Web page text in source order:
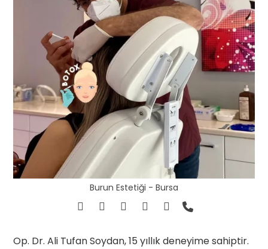
Burun Estetiği - Bursa
Op. Dr. Ali Tufan Soydan, 15 yıllık deneyime sahiptir.